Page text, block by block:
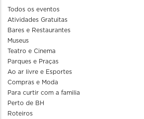
Todos os eventos
Atividades Gratuitas
Bares e Restaurantes
Museus
Teatro e Cinema
Parques e Praças
Ao ar livre e Esportes
Compras e Moda
Para curtir com a familia
Perto de BH
Roteiros